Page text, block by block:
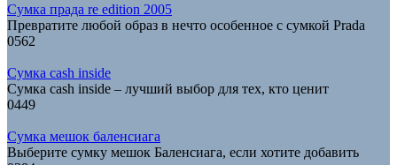
Сумка прада re edition 2005
Превратите любой образ в нечто особенное с сумкой Prada
0562
Сумка cash inside
Сумка cash inside – лучший выбор для тех, кто ценит
0449
Сумка мешок баленсиага
Выберите сумку мешок Баленсиага, если хотите добавить